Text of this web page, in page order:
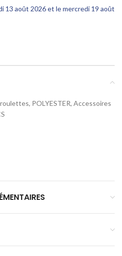
13 août 2026 et le mercredi 19 août
POLYESTER, Accessoires